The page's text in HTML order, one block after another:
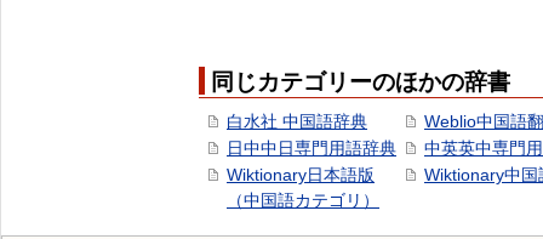
同じカテゴリーのほかの辞書
白水社 中国語辞典
日中中日専門用語辞典
Wiktionary日本語版
（中国語カテゴリ）
Weblio中国語
中英英中専門
Wiktionary中国